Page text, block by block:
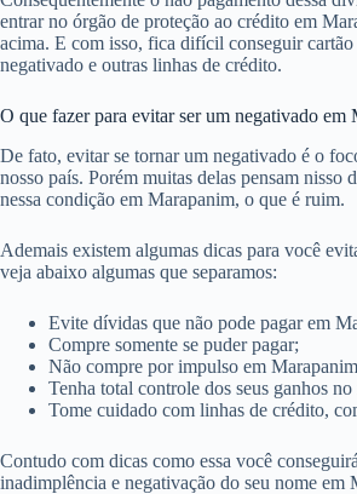
entrar no órgão de proteção ao crédito em
acima. E com isso, fica difícil conseguir cartão
negativado e outras linhas de crédito.
O que fazer para evitar ser um negativado em
De fato, evitar se tornar um negativado é o
nosso país. Porém muitas delas pensam nisso
nessa condição em Marapanim, o que é ruim.
Ademais existem algumas dicas para você
veja abaixo algumas que separamos:
Evite dívidas que não pode pagar em
Compre somente se puder pagar;
Não compre por impulso em
Tenha total controle dos seus ganhos no
Tome cuidado com linhas de crédito,
Contudo com dicas como essa você
inadimplência e negativação do seu nome em